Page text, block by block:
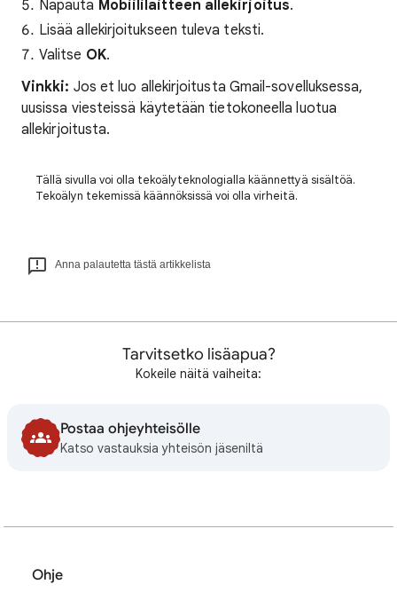
Napauta Mobiililaitteen allekirjoitus.
Lisää allekirjoitukseen tuleva teksti.
Valitse OK.
Vinkki: Jos et luo allekirjoitusta Gmail-sovelluksessa,
uusissa viesteissä käytetään tietokoneella luotua
allekirjoitusta.
Tällä sivulla voi olla tekoälyteknologialla käännettyä sisältöä.
Tekoälyn tekemissä käännöksissä voi olla virheitä.
Anna palautetta tästä artikkelista
Tarvitsetko lisäapua?
Kokeile näitä vaiheita:
Postaa ohjeyhteisölle
Katso vastauksia yhteisön jäseniltä
Ohje